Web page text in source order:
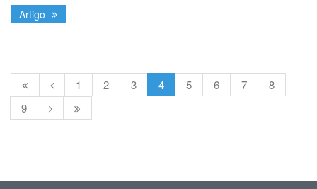
Artigo
1 2 3 4 5 6 7
8
9